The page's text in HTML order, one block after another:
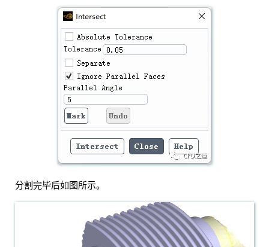
分割完毕后如图所示。